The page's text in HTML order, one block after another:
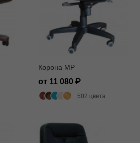
Корона MP
от 11 080
502 цвета